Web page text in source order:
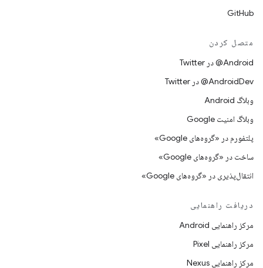
GitHub
متصل کردن
Android@ در Twitter
AndroidDev@ در Twitter
وبلاگ Android
وبلاگ امنیت Google
پلتفورم در «گروه‌های Google»
ساخت در «گروه‌های Google»
انتقال‌پذیری در «گروه‌های Google»
دریافت راهنمایی
مرکز راهنمایی Android
مرکز راهنمایی Pixel
مرکز راهنمایی Nexus